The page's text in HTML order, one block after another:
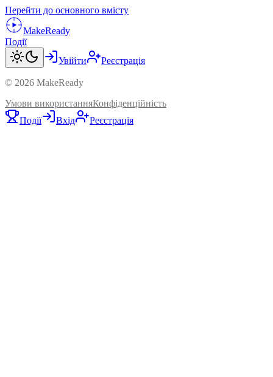
Перейти до основного вмісту
MakeReady
Події
Увійти
Реєстрація
© 2026 MakeReady
Умови використанняКонфіденційність
Події
Вхід Реєстрація